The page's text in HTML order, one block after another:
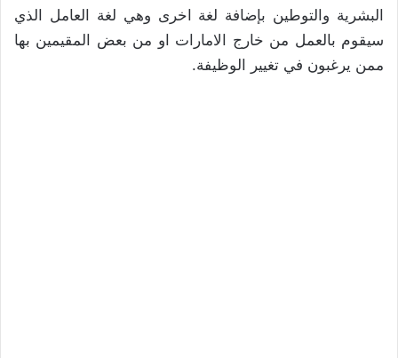
البشرية والتوطين بإضافة لغة اخرى وهي لغة العامل الذي
سيقوم بالعمل من خارج الامارات او من بعض المقيمين بها
ممن يرغبون في تغيير الوظيفة.